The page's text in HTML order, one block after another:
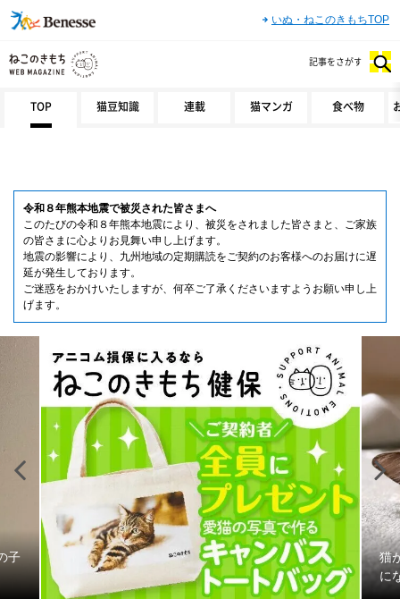
いぬ・ねこのきもちTOP
TOP 猫豆知識 連載 猫マンガ 食べ物
記事をさがす
令和８年熊本地震で被災された皆さまへ
このたびの令和８年熊本地震により、被災をされました皆さまと、ご家族
の皆さまに心よりお見舞い申し上げます。
地震の影響により、九州地域の定期購読をご契約のお客様へのお届けに遅
延が発生しております。
ご迷惑をおかけいたしますが、何卒ご了承くださいますようお願い申し上
げます。
猫が何もないところを見つめるのはなぜ？ 猫の気
になる表情のワ …